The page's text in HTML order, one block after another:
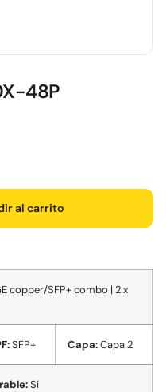
48P
al carrito
copper/SFP+ combo | 2 x
SFP+ Capa:Capa 2
Si